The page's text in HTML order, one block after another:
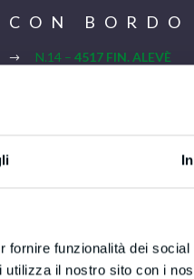
funzionalità dei
il nostro sito con i
N.14 – 4517 FIN. ALEVÈ